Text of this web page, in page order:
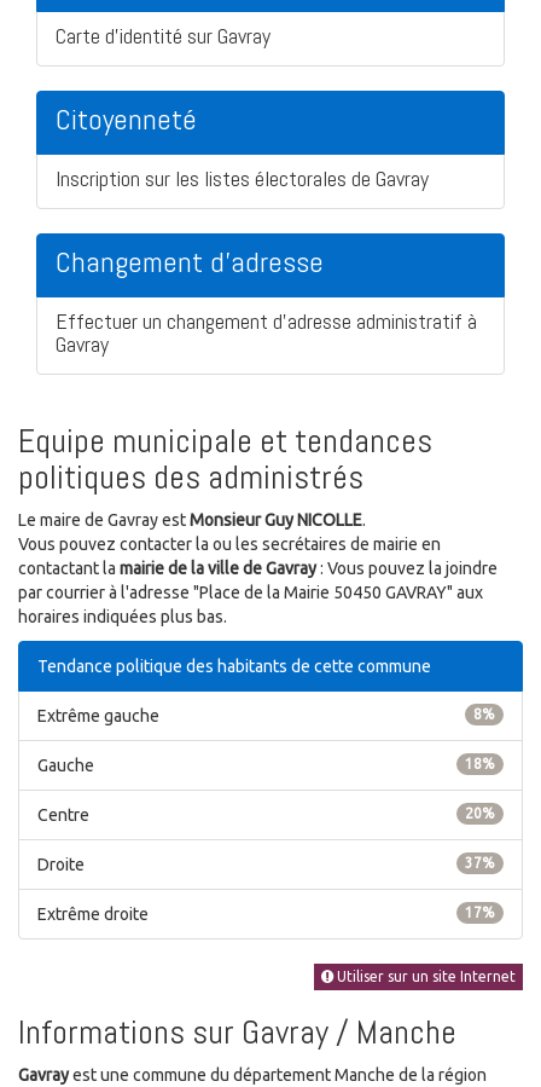
Carte d'identité sur Gavray
Citoyenneté
Inscription sur les listes électorales de Gavray
Changement d'adresse
Effectuer un changement d'adresse administratif à
Gavray
Equipe municipale et tendances
politiques des administrés
Le maire de Gavray estMonsieur Guy NICOLLE.
Vous pouvez contacter la ou les secrétaires de mairie en
contactant la mairie de la ville de Gavray: Vous pouvez la joindre
par courrier à l'adresse "Place de la Mairie 50450 GAVRAY" aux
horaires indiquées plus bas.
Tendance politique des habitants de cette commune
8%
Extrême gauche
18%
Gauche
20%
Centre
37%
Droite
17%
Extrême droite
Utiliser sur un site Internet
Informations sur Gavray / Manche
Gavrayest une commune du département Manche de la région